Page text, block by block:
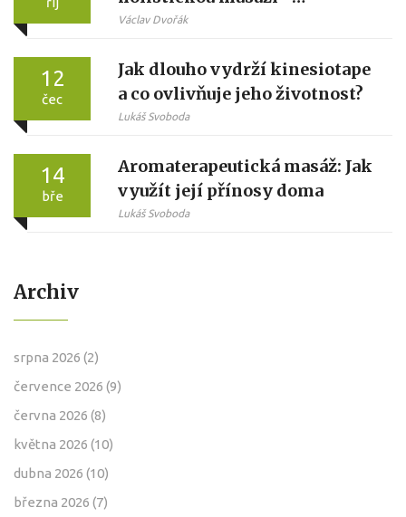
praktický průvodce
Václav Dvořák
12
čec
Jak dlouho vydrží kinesiotape
a co ovlivňuje jeho životnost?
Lukáš Svoboda
14
bře
Aromaterapeutická masáž: Jak
využít její přínosy doma
Lukáš Svoboda
Archiv
srpna 2026 (2)
července 2026 (9)
června 2026 (8)
května 2026 (10)
dubna 2026 (10)
března 2026 (7)